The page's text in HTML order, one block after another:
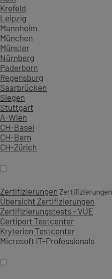
Krefeld
Leipzig
Mannheim
München
Münster
Nürnberg
Paderborn
Regensburg
Saarbrücken
Siegen
Stuttgart
A-Wien
CH-Basel
CH-Bern
CH-Zürich
Zertifizierungen Zertifizierungen
Übersicht Zertifizierungen
Zertifizierungstests - VUE
Certiport Testcenter
Kryterion Testcenter
Microsoft IT-Professionals